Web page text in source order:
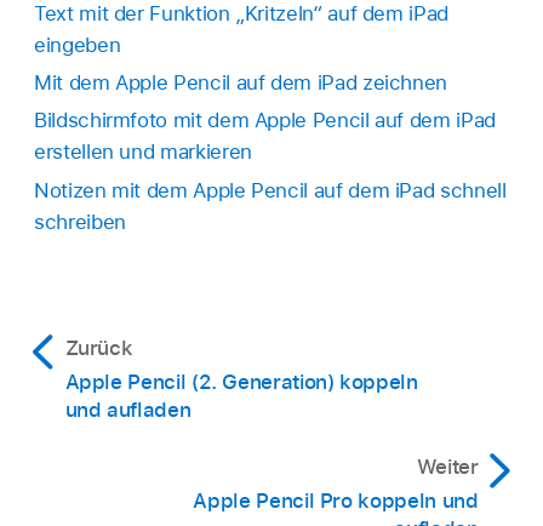
Text mit der Funktion „Kritzeln“ auf dem iPad
eingeben
Mit dem Apple Pencil auf dem iPad zeichnen
Bildschirmfoto mit dem Apple Pencil auf dem iPad
erstellen und markieren
Notizen mit dem Apple Pencil auf dem iPad schnell
schreiben
Zurück
Apple Pencil (2. Generation) koppeln
und aufladen
Weiter
Apple Pencil Pro koppeln und